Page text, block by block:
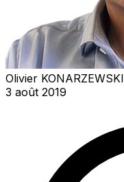
Olivier KONARZEWSKI
3 août 2019